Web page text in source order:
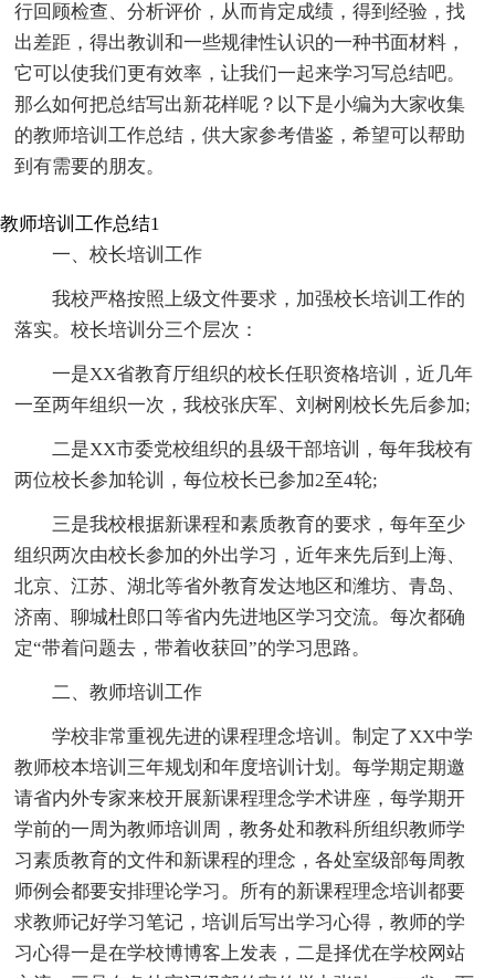
行回顾检查、分析评价，从而肯定成绩，得到经验，找
出差距，得出教训和一些规律性认识的一种书面材料，
它可以使我们更有效率，让我们一起来学习写总结吧。
那么如何把总结写出新花样呢？以下是小编为大家收集
的教师培训工作总结，供大家参考借鉴，希望可以帮助
到有需要的朋友。
教师培训工作总结1
一、校长培训工作
我校严格按照上级文件要求，加强校长培训工作的
落实。校长培训分三个层次：
一是XX省教育厅组织的校长任职资格培训，近几年
一至两年组织一次，我校张庆军、刘树刚校长先后参加;
二是XX市委党校组织的县级干部培训，每年我校有
两位校长参加轮训，每位校长已参加2至4轮;
三是我校根据新课程和素质教育的要求，每年至少
组织两次由校长参加的外出学习，近年来先后到上海、
北京、江苏、湖北等省外教育发达地区和潍坊、青岛、
济南、聊城杜郎口等省内先进地区学习交流。每次都确
定“带着问题去，带着收获回”的学习思路。
二、教师培训工作
学校非常重视先进的课程理念培训。制定了XX中学
教师校本培训三年规划和年度培训计划。每学期定期邀
请省内外专家来校开展新课程理念学术讲座，每学期开
学前的一周为教师培训周，教务处和教科所组织教师学
习素质教育的文件和新课程的理念，各处室级部每周教
师例会都要安排理论学习。所有的新课程理念培训都要
求教师记好学习笔记，培训后写出学习心得，教师的学
习心得一是在学校博博客上发表，二是择优在学校网站